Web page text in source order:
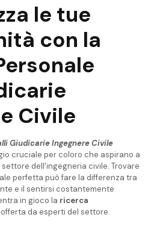
le tue
con la
Civile
Giudicarie Ingegnere Civile
cruciale per coloro che aspirano a
dell'ingegneria civile. Trovare
perfetta può fare la differenza tra
e il sentirsi costantemente
in gioco la ricerca
da esperti del settore.